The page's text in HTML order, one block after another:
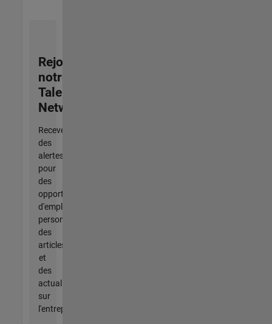
Rejoignez
notre
Talent
Network
Recevez
des
alertes
pour
des
opportunités
d'emploi
personnalisées,
des
articles
et
des
actualités
sur
l'entreprise.